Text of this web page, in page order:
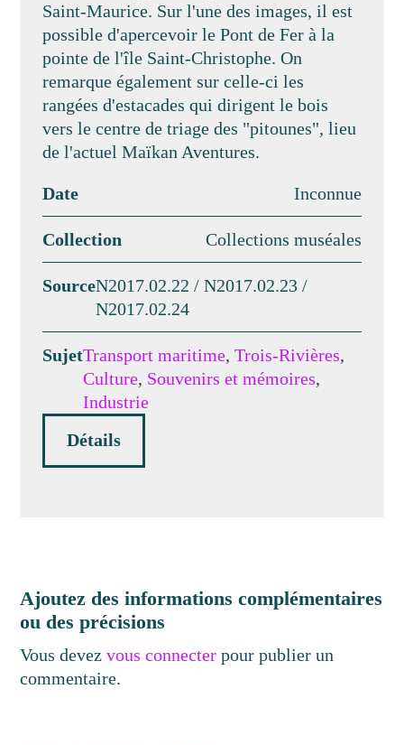
Saint-Maurice. Sur l'une des images, il est
possible d'apercevoir le Pont de Fer à la
pointe de l'île Saint-Christophe. On
remarque également sur celle-ci les
rangées d'estacades qui dirigent le bois
vers le centre de triage des "pitounes", lieu
de l'actuel Maïkan Aventures.
Date Inconnue
Collection Collections muséales
SourceN2017.02.22 / N2017.02.23 /
N2017.02.24
SujetTransport maritime,Trois-Rivières,
Culture, Souvenirs et mémoires,
Industrie
Détails
Ajoutez des informations complémentaires
ou des précisions
Vous devezvous connecter pour publier un
commentaire.